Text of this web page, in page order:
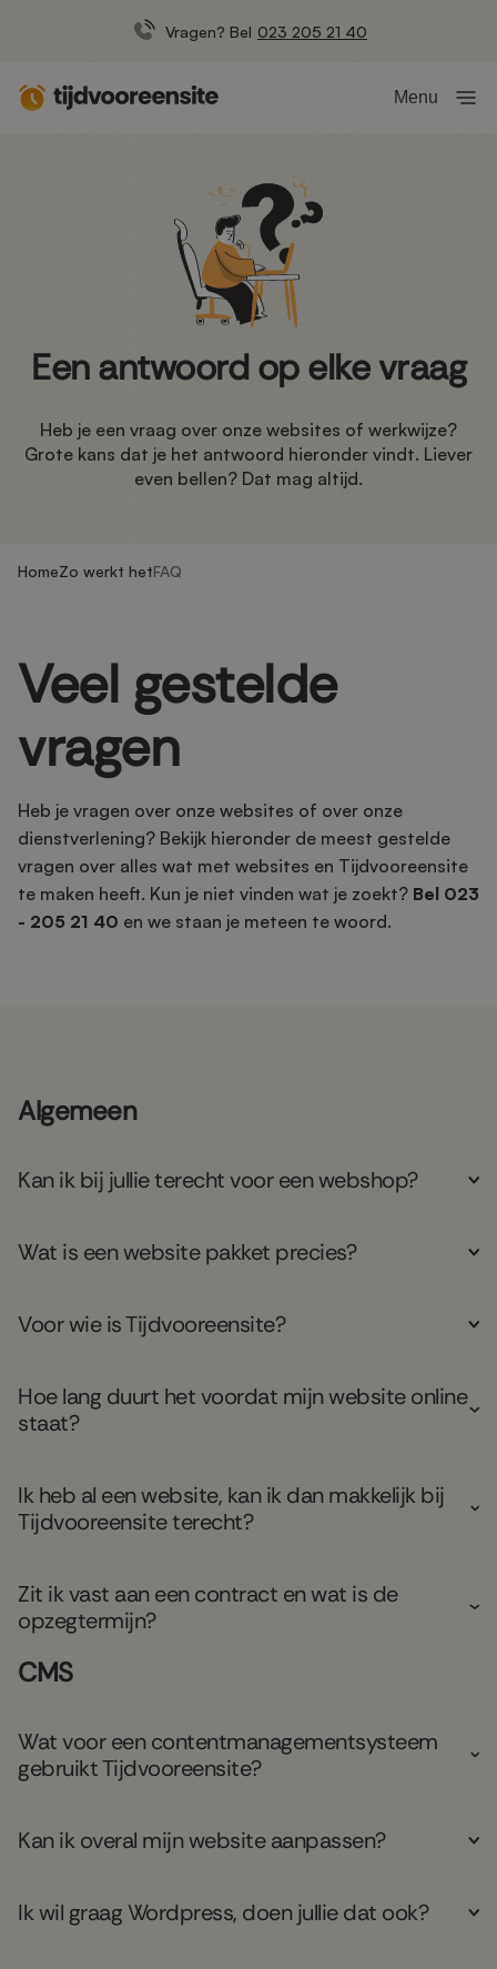
Vragen? Bel 023 205 21 40
Menu
Een antwoord op elke vraag
Heb je een vraag over onze websites of werkwijze?
Grote kans dat je het antwoord hieronder vindt. Liever
even bellen? Dat mag altijd.
HomeZo werkt hetFAQ
Veel gestelde
vragen
Heb je vragen over onze websites of over onze
dienstverlening? Bekijk hieronder de meest gestelde
vragen over alles wat met websites en Tijdvooreensite
te maken heeft. Kun je niet vinden wat je zoekt? Bel 023
- 205 21 40 en we staan je meteen te woord.
Algemeen
Kan ik bij jullie terecht voor een webshop?
Wat is een website pakket precies?
Voor wie is Tijdvooreensite?
Hoe lang duurt het voordat mijn website online
staat?
Ik heb al een website, kan ik dan makkelijk bij
Tijdvooreensite terecht?
Zit ik vast aan een contract en wat is de
opzegtermijn?
CMS
Wat voor een contentmanagementsysteem
gebruikt Tijdvooreensite?
​Kan ik overal mijn website aanpassen?
Ik wil graag Wordpress, doen jullie dat ook?